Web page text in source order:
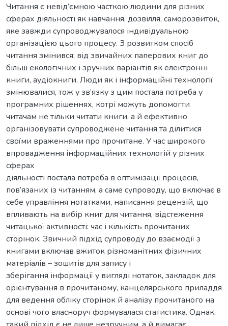
Читання є невід’ємною часткою людини для різних
сферах діяльності як навчання, дозвілля, саморозвиток,
яке завжди супроводжувалося індивідуальною
організацією цього процесу. З розвитком спосіб
читання змінився: від звичайних паперових книг до
більш екологічних і зручних варіантів як електронні
книги, аудіокниги. Люди як і інформаційні технології
змінювалися, тож у зв’язку з цим постала потреба у
програмних рішеннях, котрі можуть допомогти
читачам не тільки читати книги, а й ефективно
організовувати супроводжене читання та ділитися
своїми враженнями про прочитане. У час широкого
впровадження інформаційних технологій у різних
сферах
діяльності постала потреба в оптимізації процесів,
пов’язаних із читанням, а саме супроводу, що включає в
себе управління нотатками, написання рецензій, що
впливають на вибір книг для читання, відстеження
читацької активності: час і кількість прочитаних
сторінок. Звичний підхід супроводу до взаємодії з
книгами включав вжиток різноманітних фізичних
матеріалів – зошитів для запису і
зберігання інформації у вигляді нотаток, закладок для
орієнтування в прочитаному, канцелярського приладдя
для ведення обліку сторінок й аналізу прочитаного на
основі чого власноруч формувалася статистика. Однак,